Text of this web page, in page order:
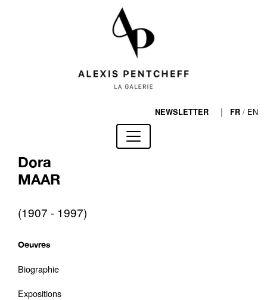
NEWSLETTER | FR / EN
Dora
MAAR
(1907 - 1997)
Oeuvres
Biographie
Expositions